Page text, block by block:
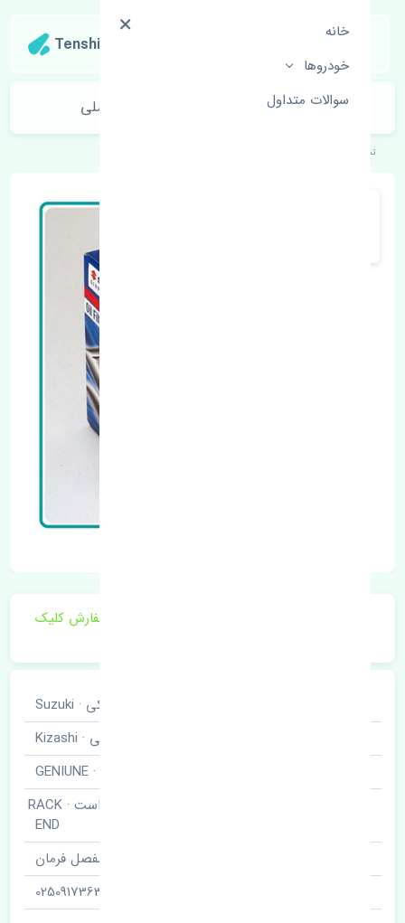
خانه
خودروها
سوالات متداول
Tenshipart
قرقری فرمان راست سوزوکی کیزاشی اصلی
تنشی‌پارت
برای اطلاع از موجودی و قیمت به روز روی ثبت سفارش کلیک
سوزوکی · Suzuki
کیزاشی · Kizashi
اصلی · GENIUNE
قرقری فرمان راست · RACK
END
مفصل فرمان
0250917363